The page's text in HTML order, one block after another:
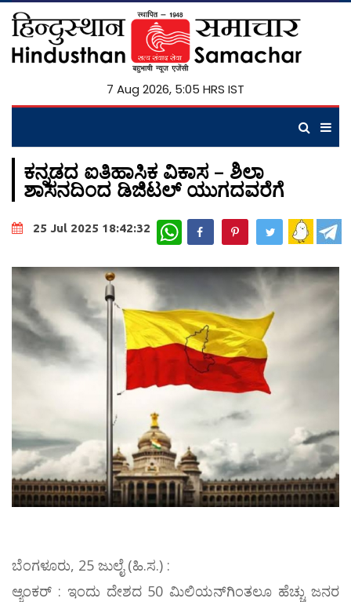
7 Aug 2026, 5:05 HRS IST
ಕನ್ನಡದ ಐತಿಹಾಸಿಕ ವಿಕಾಸ – ಶಿಲಾ
ಶಾಸನದಿಂದ ಡಿಜಿಟಲ್ ಯುಗದವರೆಗೆ
25 Jul 2025 18:42:32 WhatsApp
ಬೆಂಗಳೂರು, 25 ಜುಲೈ (ಹಿ.ಸ.) :
ಆ್ಯಂಕರ್ : ಇಂದು ದೇಶದ 50 ಮಿಲಿಯನ್‌ಗಿಂತಲೂ ಹೆಚ್ಚು ಜನರ